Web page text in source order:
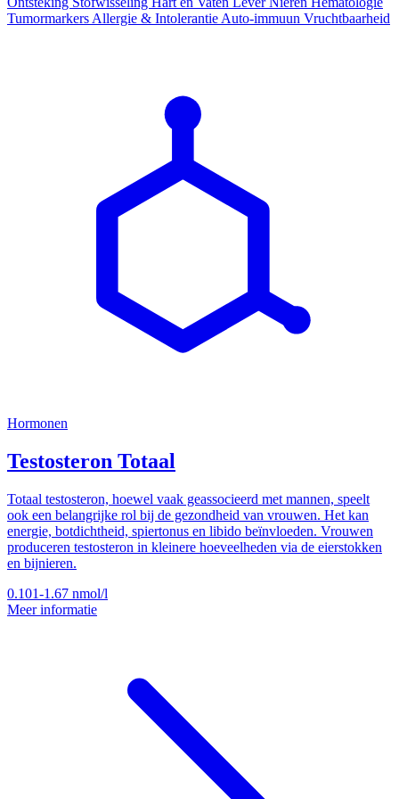
Tumormarkers Allergie & Intolerantie Auto-immuun Vruchtbaarheid
Hormonen
Testosteron Totaal
Totaal testosteron, hoewel vaak geassocieerd met mannen, speelt
ook een belangrijke rol bij de gezondheid van vrouwen. Het kan
energie, botdichtheid, spiertonus en libido beïnvloeden. Vrouwen
produceren testosteron in kleinere hoeveelheden via de eierstokken
en bijnieren.
0.101-1.67 nmol/l
Meer informatie